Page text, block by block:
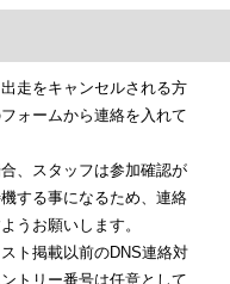
走をキャンセルされる方
ォームから連絡を入れて
、スタッフは参加確認が
する事になるため、連絡
うお願いします。
ト掲載以前のDNS連絡対
トリー番号は任意として